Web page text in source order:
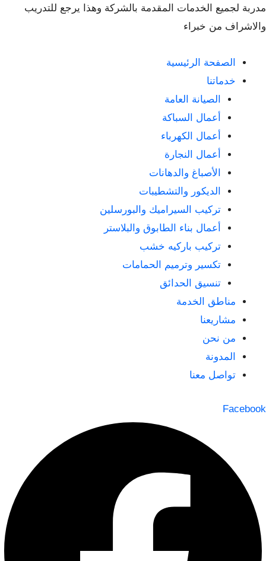
مدربة لجميع الخدمات المقدمة بالشركة وهذا يرجع للتدريب
والاشراف من خبراء
الصفحة الرئيسية
خدماتنا
الصيانة العامة
أعمال السباكة
أعمال الكهرباء
أعمال النجارة
الأصباغ والدهانات
الديكور والتشطيبات
تركيب السيراميك والبورسلين
أعمال بناء الطابوق والبلاستر
تركيب باركيه خشب
تكسير وترميم الحمامات
تنسيق الحدائق
مناطق الخدمة
مشاريعنا
من نحن
المدونة
تواصل معنا
Facebook